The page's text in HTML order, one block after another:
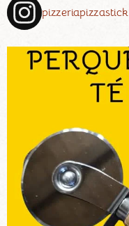
pizzeriapizzastick